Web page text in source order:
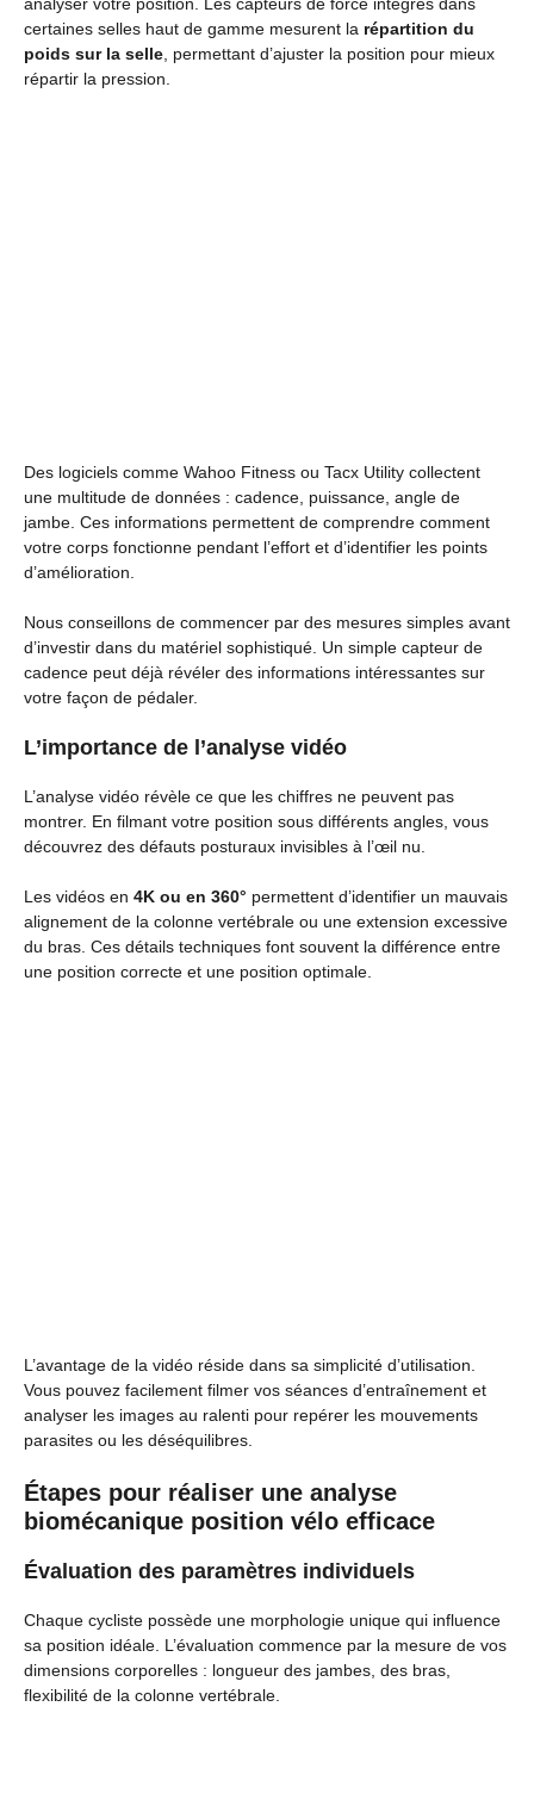
certaines selles haut de gamme mesurent la répartition du
poids sur la selle , permettant d’ajuster la position pour mieux
répartir la pression.
Des logiciels comme Wahoo Fitness ou Tacx Utility collectent
une multitude de données : cadence, puissance, angle de
jambe. Ces informations permettent de comprendre comment
votre corps fonctionne pendant l’effort et d’identifier les points
d’amélioration.
Nous conseillons de commencer par des mesures simples avant
d’investir dans du matériel sophistiqué. Un simple capteur de
cadence peut déjà révéler des informations intéressantes sur
votre façon de pédaler.
L’importance de l’analyse vidéo
L’analyse vidéo révèle ce que les chiffres ne peuvent pas
montrer. En filmant votre position sous différents angles, vous
découvrez des défauts posturaux invisibles à l’œil nu.
Les vidéos en 4K ou en 360° permettent d’identifier un mauvais
alignement de la colonne vertébrale ou une extension excessive
du bras. Ces détails techniques font souvent la différence entre
une position correcte et une position optimale.
L’avantage de la vidéo réside dans sa simplicité d’utilisation.
Vous pouvez facilement filmer vos séances d’entraînement et
analyser les images au ralenti pour repérer les mouvements
parasites ou les déséquilibres.
Étapes pour réaliser une analyse
biomécanique position vélo efficace
Évaluation des paramètres individuels
Chaque cycliste possède une morphologie unique qui influence
sa position idéale. L’évaluation commence par la mesure de vos
dimensions corporelles : longueur des jambes, des bras,
flexibilité de la colonne vertébrale.